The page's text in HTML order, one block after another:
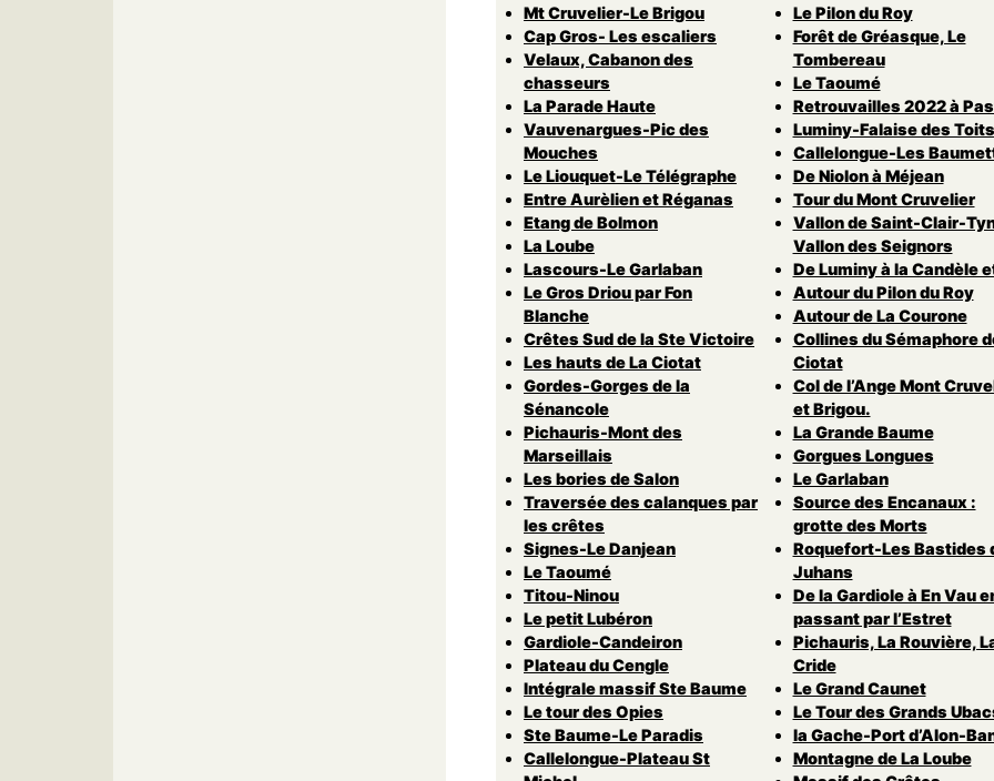
Mt Cruvelier-Le Brigou
Cap Gros- Les escaliers
Velaux, Cabanon des
chasseurs
La Parade Haute
Vauvenargues-Pic des
Mouches
Le Liouquet-Le Télégraphe
Entre Aurèlien et Réganas
Etang de Bolmon
La Loube
Lascours-Le Garlaban
Le Gros Driou par Fon
Blanche
Crêtes Sud de la Ste Victoire
Les hauts de La Ciotat
Gordes-Gorges de la
Sénancole
Pichauris-Mont des
Marseillais
Les bories de Salon
Traversée des calanques par
les crêtes
Signes-Le Danjean
Le Taoumé
Titou-Ninou
Le petit Lubéron
Gardiole-Candeiron
Plateau du Cengle
Intégrale massif Ste Baume
Le tour des Opies
Ste Baume-Le Paradis
Callelongue-Plateau St
Le Pilon du Roy
Forêt de Gréasque, Le
Tombereau
Le Taoumé
Retrouvailles 2022 à
Luminy-Falaise des Toits
Callelongue-Les
De Niolon à Méjean
Tour du Mont Cruvelier
Vallon de Saint-Clair-
Vallon des Seignors
De Luminy à la Candèle
Autour du Pilon du Roy
Autour de La Courone
Collines du Sémaphore
Ciotat
Col de l’Ange Mont
et Brigou.
La Grande Baume
Gorgues Longues
Le Garlaban
Source des Encanaux :
grotte des Morts
Roquefort-Les Bastides
Juhans
De la Gardiole à En Vau
passant par l’Estret
Pichauris, La Rouvière,
Cride
Le Grand Caunet
Le Tour des Grands
la Gache-Port d’Alon-
Montagne de La Loube